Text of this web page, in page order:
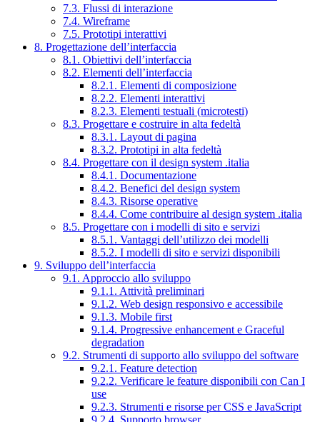
7.3. Flussi di interazione
7.4. Wireframe
7.5. Prototipi interattivi
8. Progettazione dell’interfaccia
8.1. Obiettivi dell’interfaccia
8.2. Elementi dell’interfaccia
8.2.1. Elementi di composizione
8.2.2. Elementi interattivi
8.2.3. Elementi testuali (microtesti)
8.3. Progettare e costruire in alta fedeltà
8.3.1. Layout di pagina
8.3.2. Prototipi in alta fedeltà
8.4. Progettare con il design system .italia
8.4.1. Documentazione
8.4.2. Benefici del design system
8.4.3. Risorse operative
8.4.4. Come contribuire al design system .italia
8.5. Progettare con i modelli di sito e servizi
8.5.1. Vantaggi dell’utilizzo dei modelli
8.5.2. I modelli di sito e servizi disponibili
9. Sviluppo dell’interfaccia
9.1. Approccio allo sviluppo
9.1.1. Attività preliminari
9.1.2. Web design responsivo e accessibile
9.1.3. Mobile first
9.1.4. Progressive enhancement e Graceful
degradation
9.2. Strumenti di supporto allo sviluppo del software
9.2.1. Feature detection
9.2.2. Verificare le feature disponibili con Can I
use
9.2.3. Strumenti e risorse per CSS e JavaScript
9.2.4. Supporto browser